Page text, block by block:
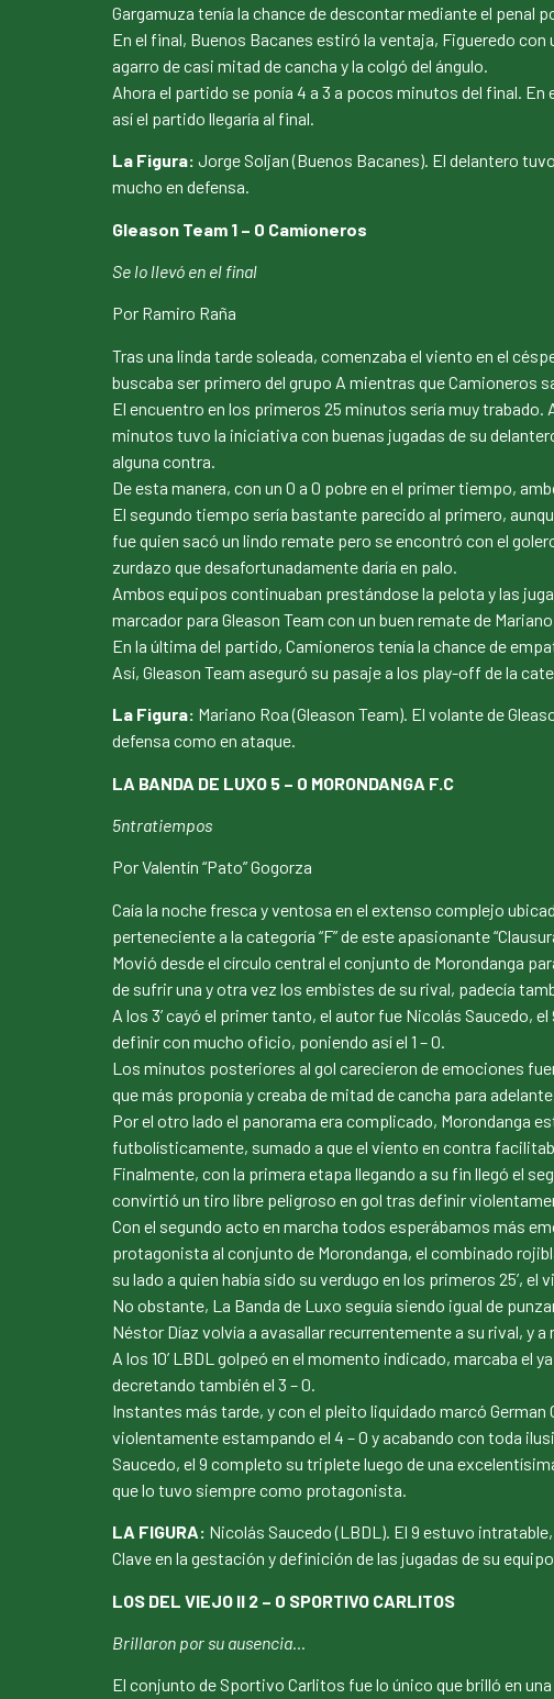
Gargamuza tenía la chance de descontar mediante el penal
En el final, Buenos Bacanes estiró la ventaja, Figueredo
agarro de casi mitad de cancha y la colgó del ángulo.
Ahora el partido se ponía 4 a 3 a pocos minutos del final.
así el partido llegaría al final.
La Figura: Jorge Soljan (Buenos Bacanes). El delantero
mucho en defensa.
Gleason Team 1 – 0 Camioneros
Se lo llevó en el final
Por Ramiro Raña
Tras una linda tarde soleada, comenzaba el viento en el
buscaba ser primero del grupo A mientras que Camioneros
El encuentro en los primeros 25 minutos sería muy
minutos tuvo la iniciativa con buenas jugadas de su
alguna contra.
De esta manera, con un 0 a 0 pobre en el primer tiempo,
El segundo tiempo sería bastante parecido al primero,
fue quien sacó un lindo remate pero se encontró con el
zurdazo que desafortunadamente daría en palo.
Ambos equipos continuaban prestándose la pelota y las
marcador para Gleason Team con un buen remate de
En la última del partido, Camioneros tenía la chance de
Así, Gleason Team aseguró su pasaje a los play-off de la
La Figura: Mariano Roa (Gleason Team). El volante de
defensa como en ataque.
LA BANDA DE LUXO 5 – 0 MORONDANGA F.C
5ntratiempos
Por Valentín “Pato” Gogorza
Caía la noche fresca y ventosa en el extenso complejo
perteneciente a la categoría “F” de este apasionante
Movió desde el círculo central el conjunto de Morondanga
de sufrir una y otra vez los embistes de su rival, padecía
A los 3’ cayó el primer tanto, el autor fue Nicolás Saucedo,
definir con mucho oficio, poniendo así el 1 – 0.
Los minutos posteriores al gol carecieron de emociones
que más proponía y creaba de mitad de cancha para
Por el otro lado el panorama era complicado, Morondanga
futbolísticamente, sumado a que el viento en contra
Finalmente, con la primera etapa llegando a su fin llegó el
convirtió un tiro libre peligroso en gol tras definir
Con el segundo acto en marcha todos esperábamos más
protagonista al conjunto de Morondanga, el combinado
su lado a quien había sido su verdugo en los primeros 25’, el
No obstante, La Banda de Luxo seguía siendo igual de
Néstor Díaz volvía a avasallar recurrentemente a su rival, y
A los 10’ LBDL golpeó en el momento indicado, marcaba el
decretando también el 3 – 0.
Instantes más tarde, y con el pleito liquidado marcó German
violentamente estampando el 4 – 0 y acabando con toda
Saucedo, el 9 completo su triplete luego de una
que lo tuvo siempre como protagonista.
LA FIGURA: Nicolás Saucedo (LBDL). El 9 estuvo
Clave en la gestación y definición de las jugadas de su
LOS DEL VIEJO II 2 – 0 SPORTIVO CARLITOS
Brillaron por su ausencia…
El conjunto de Sportivo Carlitos fue lo único que brilló en